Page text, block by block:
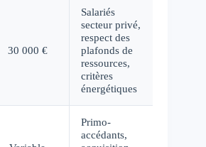
30 000 €
Salariés
secteur privé,
respect des
plafonds de
ressources,
critères
énergétiques
Primo-
accédants,